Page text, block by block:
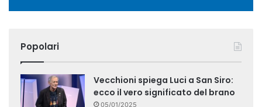
Popolari
Vecchioni spiega Luci a San Siro:
ecco il vero significato del brano
05/01/2025